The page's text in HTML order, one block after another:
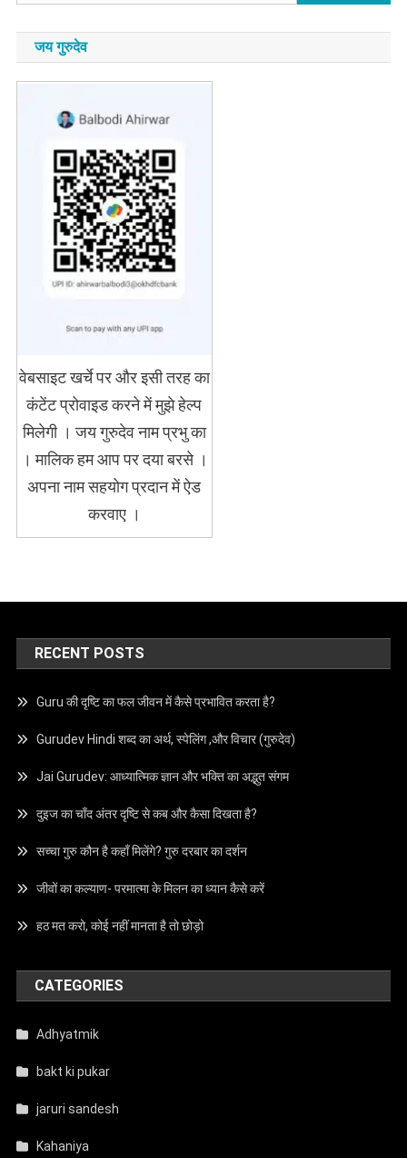
for:
जय गुरुदेव
वेबसाइट खर्चे पर और इसी तरह का
कंटेंट प्रोवाइड करने में मुझे हेल्प
मिलेगी । जय गुरुदेव नाम प्रभु का
। मालिक हम आप पर दया बरसे ।
अपना नाम सहयोग प्रदान में ऐड
करवाए ।
RECENT POSTS
Guru की दृष्टि का फल जीवन में कैसे प्रभावित करता है?
Gurudev Hindi शब्द का अर्थ, स्पेलिंग ,और विचार (गुरुदेव)
Jai Gurudev: आध्यात्मिक ज्ञान और भक्ति का अद्भुत संगम
दुइज का चाँद अंतर दृष्टि से कब और कैसा दिखता है?
सच्चा गुरु कौन है कहाँ मिलेंगे? गुरु दरबार का दर्शन
जीवों का कल्याण- परमात्मा के मिलन का ध्यान कैसे करें
हठ मत करो, कोई नहीं मानता है तो छोड़ो
CATEGORIES
Adhyatmik
bakt ki pukar
jaruri sandesh
Kahaniya